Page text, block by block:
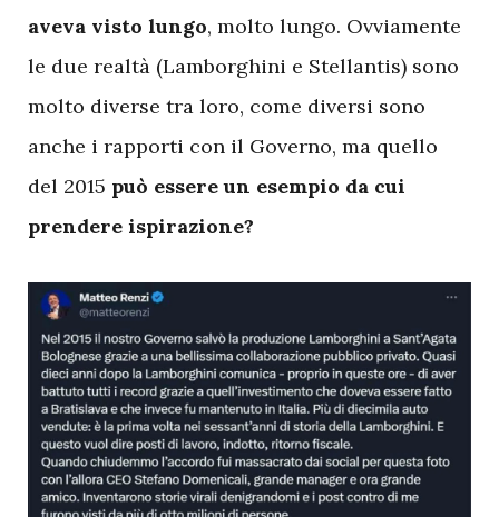
aveva visto lungo, molto lungo. Ovviamente
le due realtà (Lamborghini e Stellantis) sono
molto diverse tra loro, come diversi sono
anche i rapporti con il Governo, ma quello
del 2015 può essere un esempio da cui
prendere ispirazione?